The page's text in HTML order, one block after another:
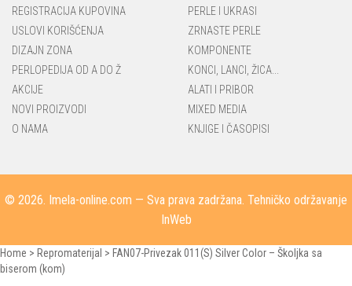
REGISTRACIJA KUPOVINA
USLOVI KORIŠĆENJA
DIZAJN ZONA
PERLOPEDIJA OD A DO Ž
AKCIJE
NOVI PROIZVODI
O NAMA
PERLE I UKRASI
ZRNASTE PERLE
KOMPONENTE
KONCI, LANCI, ŽICA...
ALATI I PRIBOR
MIXED MEDIA
KNJIGE I ČASOPISI
© 2026. Imela-online.com — Sva prava zadržana. Tehničko održavanje
InWeb
Home > Repromaterijal > FAN07-Privezak 011(S) Silver Color – Školjka sa
biserom (kom)